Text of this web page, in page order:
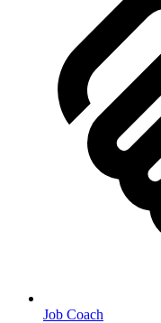
Job Coach